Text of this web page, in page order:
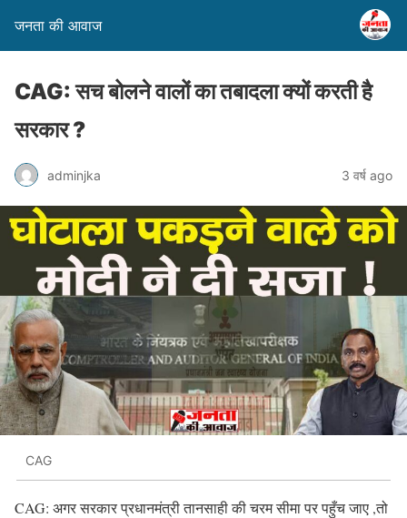
जनता की आवाज
CAG: सच बोलने वालों का तबादला क्यों करती है
सरकार ?
adminjka 3 वर्ष ago
CAG
CAG: अगर सरकार प्रधानमंत्री तानसाही की चरम सीमा पर पहुँच जाए ,तो